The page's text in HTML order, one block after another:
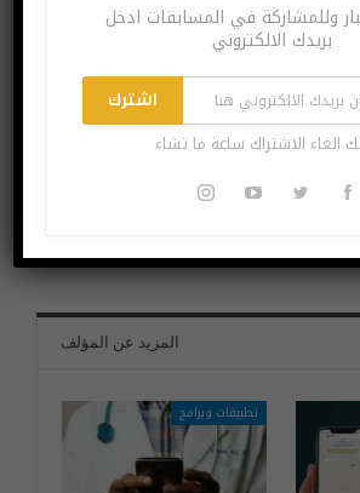
في السعودية لتنبيه
المزيد عن المؤلف
تطبيقات وبرامج
وللمشاركة في المسابقات ادخل
بريدك الالكتروني
اشترك
الغاء الاشتراك ساعة ما تشاء